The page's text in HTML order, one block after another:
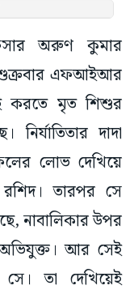
অরুণ কুমার
শুক্রবার এফআইআর
করতে মৃত শিশুর
দাদা
লোভ দেখিয়ে
তারপর সে
নাবালিকার উপর
অভিযুক্ত। আর সেই
তা দেখিয়েই